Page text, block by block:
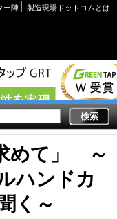
ー陣 製造現場ドットコムとは
めて」 ～
ハンドカ
く～